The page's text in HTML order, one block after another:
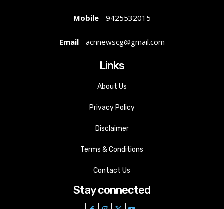
Mobile- 9425532015
Email- acnnewscg@gmail.com
Links
About Us
Privacy Policy
Disclaimer
Terms & Conditions
Contact Us
Stay connected